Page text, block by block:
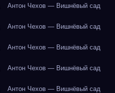
Антон Чехов — Вишнёвый сад
Антон Чехов — Вишнёвый сад
Антон Чехов — Вишнёвый сад
Антон Чехов — Вишнёвый сад
Антон Чехов — Вишнёвый сад